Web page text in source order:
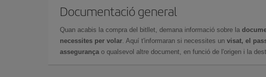
Documentació general
Quan acabis la compra del bitllet, demana informació sobre la
necessites per volar. Aquí t'informaran si necessites un visat, el
assegurança o qualsevol altre document, en funció de l'origen i la